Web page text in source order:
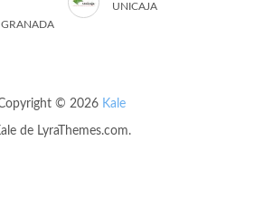
UNICAJA
© 2026 Kale
de LyraThemes.com.